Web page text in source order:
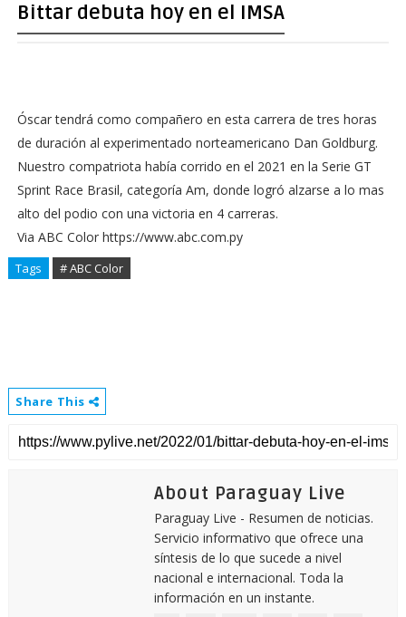
Bittar debuta hoy en el IMSA
Óscar tendrá como compañero en esta carrera de tres horas
de duración al experimentado norteamericano Dan Goldburg.
Nuestro compatriota había corrido en el 2021 en la Serie GT
Sprint Race Brasil, categoría Am, donde logró alzarse a lo mas
alto del podio con una victoria en 4 carreras.
Via ABC Color https://www.abc.com.py
Tags # ABC Color
Share This
About Paraguay Live
Paraguay Live - Resumen de noticias.
Servicio informativo que ofrece una
síntesis de lo que sucede a nivel
nacional e internacional. Toda la
información en un instante.